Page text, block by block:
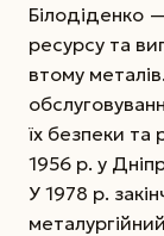
Білодіденко
ресурсу та
втому
їх безпеки
1956 р. у
У 1978 р.